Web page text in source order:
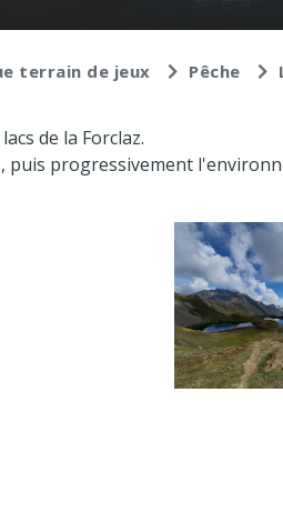
terrain de jeux Pêche
de la Forclaz.
puis progressivement